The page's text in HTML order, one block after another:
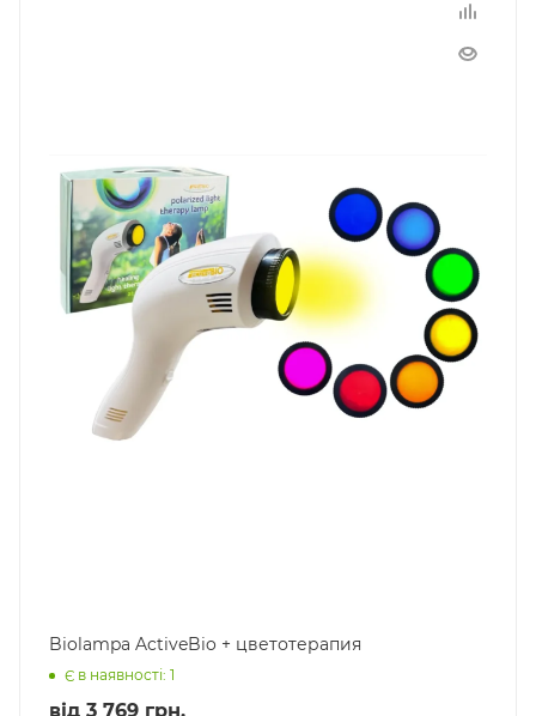
Biolampa ActiveBio + цветотерапия
Є в наявності: 1
від 3 769 грн.